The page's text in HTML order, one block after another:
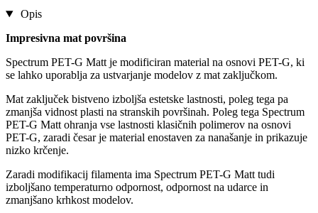
Opis
Impresivna mat površina
Spectrum PET-G Matt je modificiran material na osnovi PET-G, ki
se lahko uporablja za ustvarjanje modelov z mat zaključkom.
Mat zaključek bistveno izboljša estetske lastnosti, poleg tega pa
zmanjša vidnost plasti na stranskih površinah. Poleg tega Spectrum
PET-G Matt ohranja vse lastnosti klasičnih polimerov na osnovi
PET-G, zaradi česar je material enostaven za nanašanje in prikazuje
nizko krčenje.
Zaradi modifikacij filamenta ima Spectrum PET-G Matt tudi
izboljšano temperaturno odpornost, odpornost na udarce in
zmanjšano krhkost modelov.